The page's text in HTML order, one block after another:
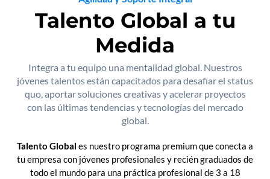
Talento Global a tu
Medida
Integra a tu equipo una mentalidad global. Nuestros
jóvenes talentos están capacitados para desafiar el status
quo, aportar soluciones creativas y acelerar proyectos
con las últimas tendencias y tecnologías del mercado
global.
Talento Global es nuestro programa premium que conecta a
tu empresa con jóvenes profesionales y recién graduados de
todo el mundo para una práctica profesional de 3 a 18